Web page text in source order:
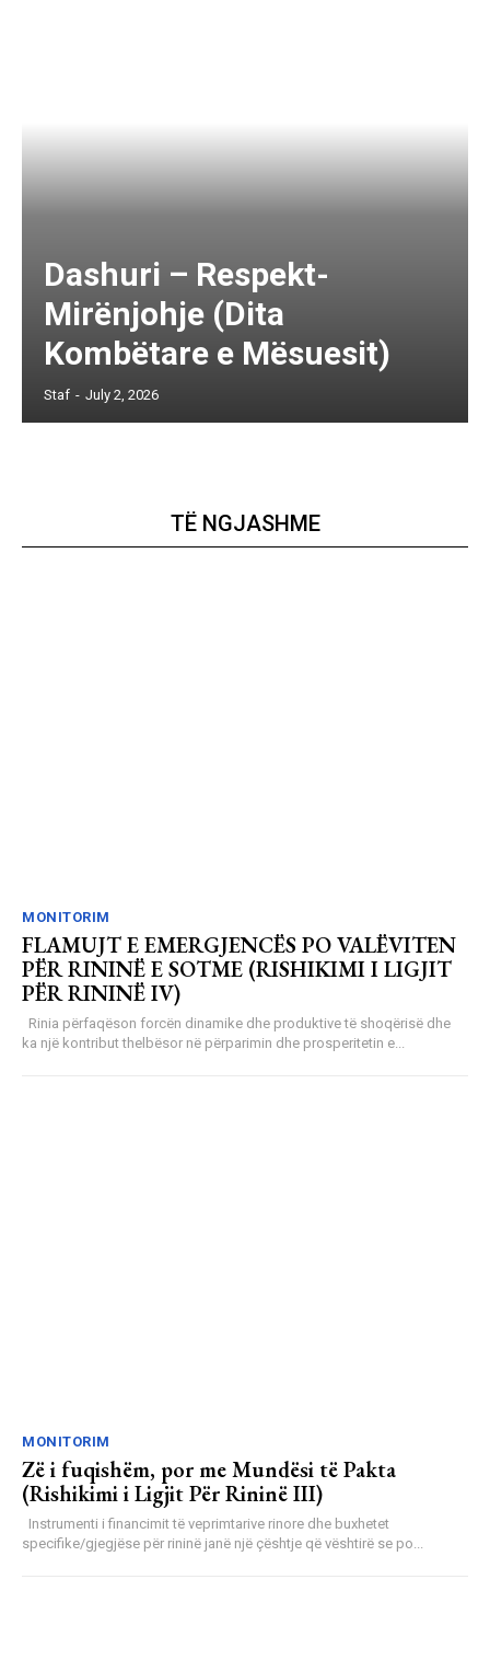
Dashuri – Respekt-
Mirënjohje (Dita
Kombëtare e Mësuesit)
Staf - July 2, 2026
TË NGJASHME
MONITORIM
FLAMUJT E EMERGJENCËS PO VALËVITEN
PËR RININË E SOTME (RISHIKIMI I LIGJIT
PËR RININË IV)
ka një kontribut thelbësor në përparimin dhe prosperitetin e...
MONITORIM
Zë i fuqishëm, por me Mundësi të Pakta
(Rishikimi i Ligjit Për Rininë III)
Instrumenti i financimit të veprimtarive rinore dhe buxhetet
specifike/gjegjëse për rininë janë një çështje që vështirë se po...